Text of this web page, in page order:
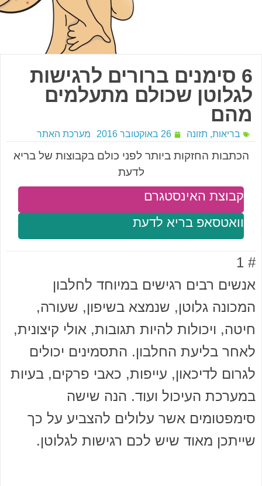
6 סימנים ברורים לרגישות
לגלוטן שכולם מתעלמים
מהם
בריאות, תזונה 26 באוקטובר 2016 מערכת האתר
הכתבות החזקות ביותר לפני כולם בקבוצות של בריא
לדעת
וואטסאפ בריא לדעת
קבוצת האינסטגרם
# 1
אנשים רבים רגישים במיוחד לחלבון
המכונה גלוטן, שנמצא בשיפון, שעורה,
חיטה, ויכולות להיות תגובות, אולי קיצונית,
לאחר בליעת החלבון. התסמינים יכולים
לגרום לדיכאון, עייפות, כאבי פרקים, בעיות
במערכת העיכול ועוד. הנה שישה
סימפטומים אשר עלולים להצביע על כך
שייתכן מאוד שיש לכם רגישות לגלוטן.